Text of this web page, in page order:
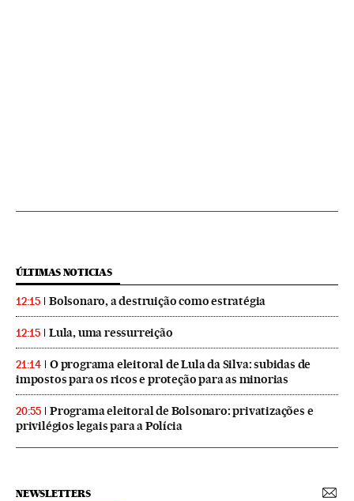
ÚLTIMAS NOTICIAS
12:15 Bolsonaro, a destruição como estratégia
12:15 Lula, uma ressurreição
21:14
O programa eleitoral de Lula da Silva: subidas de
impostos para os ricos e proteção para as minorias
20:55
Programa eleitoral de Bolsonaro: privatizações e
privilégios legais para a Polícia
NEWSLETTERS